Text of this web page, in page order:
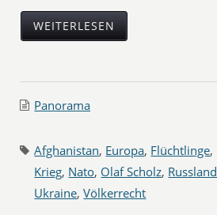
WEITERLESEN
Panorama
Afghanistan, Europa, Flüchtlinge,
Krieg, Nato, Olaf Scholz, Russland
Ukraine,Völkerrecht